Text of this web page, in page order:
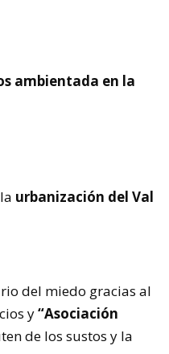
ambientada en la
urbanización del Val
del miedo gracias al
y“Asociación
de los sustos y la